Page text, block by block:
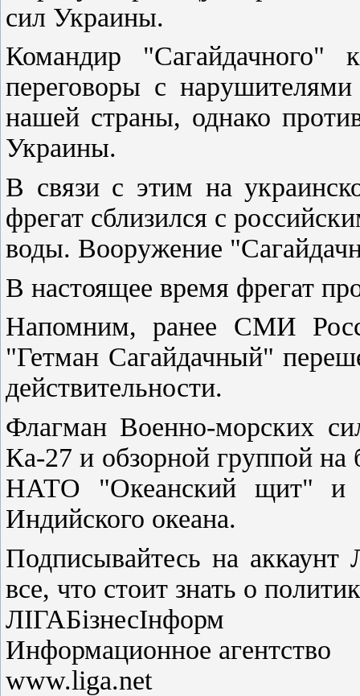
сил Украины.
Командир "Сагайдачного"
переговоры с
нашей страны, однако
Украины.
В связи с этим на
фрегат сблизился с
воды. Вооружение
В настоящее время фрегат
Напомним, ранее СМИ
"Гетман Сагайдачный"
действительности.
Флагман Военно-морских
Ка-27 и обзорной группой на
НАТО "Океанский щит" и
Индийского океана.
Подписывайтесь на
все, что стоит знать о
ЛIГАБiзнесIнформ
Информационное агентство
www.liga.net